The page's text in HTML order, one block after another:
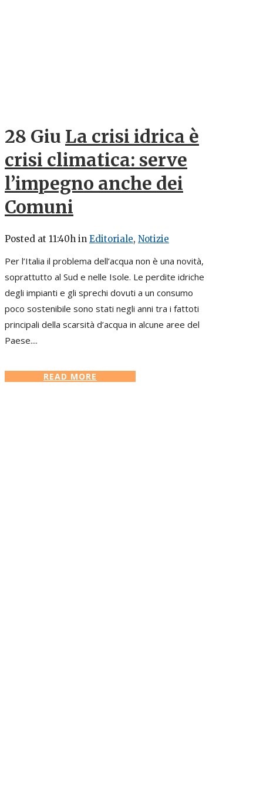
28 Giu La crisi idrica è
crisi climatica: serve
l’impegno anche dei
Comuni
Posted at 11:40h in Editoriale, Notizie
Per l’Italia il problema dell’acqua non è una novità,
soprattutto al Sud e nelle Isole. Le perdite idriche
degli impianti e gli sprechi dovuti a un consumo
poco sostenibile sono stati negli anni tra i fattoti
principali della scarsità d’acqua in alcune aree del
Paese....
READ MORE